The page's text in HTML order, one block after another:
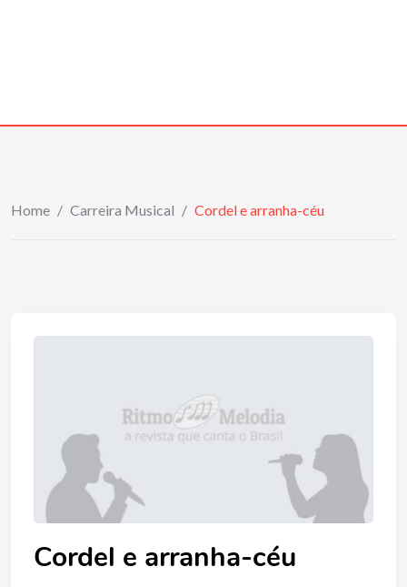
Home / Carreira Musical / Cordel e arranha-céu
Cordel e arranha-céu